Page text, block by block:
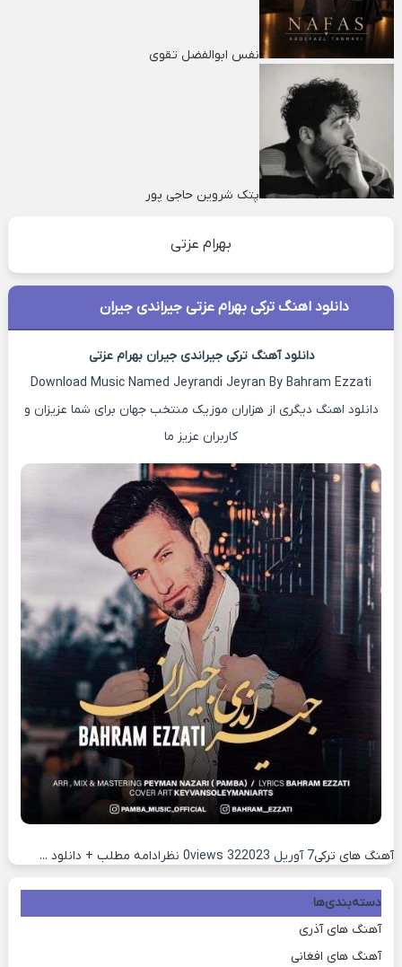
نفس ابوالفضل تقوی
پتک شروین حاجی پور
بهرام عزتی
دانلود اهنگ ترکی بهرام عزتی جیراندی جیران
دانلود آهنگ ترکی جیراندی جیران بهرام عزتی
Download Music Named Jeyrandi Jeyran By Bahram Ezzati
دانلود اهنگ دیگری از هزاران موزیک منتخب جهان برای شما عزیزان و
کاربران عزیز ما
آهنگ های ترکی7 آوریل 2023 32 views 0 نظر ادامه مطلب + دانلود ...
دسته‌بندی‌ها
آهنگ های آذری
آهنگ های افغانی